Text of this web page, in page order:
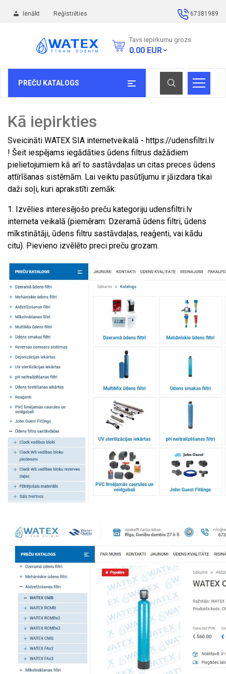
Ienākt Reģistrēties 67381989
Tavs iepirkumu grozs
0.00 EUR
PREČU KATALOGS
Kā iepirkties
Sveicināti WATEX SIA internetveikalā - https://udensfiltri.lv
! Šeit iespējams iegādāties ūdens filtrus dažādiem
pielietojumiem kā arī to sastāvdaļas un citas preces ūdens
attīrīšanas sistēmām. Lai veiktu pasūtījumu ir jāizdara tikai
daži soļi, kuri aprakstīti zemāk:
1. Izvēlies interesējošo preču kategoriju udensfiltri.lv
interneta veikalā (piemēram: Dzeramā ūdens filtri, ūdens
mīkstinātāji, ūdens filtru sastāvdaļas, reaģenti, vai kādu
citu). Pievieno izvēlēto preci preču grozam.